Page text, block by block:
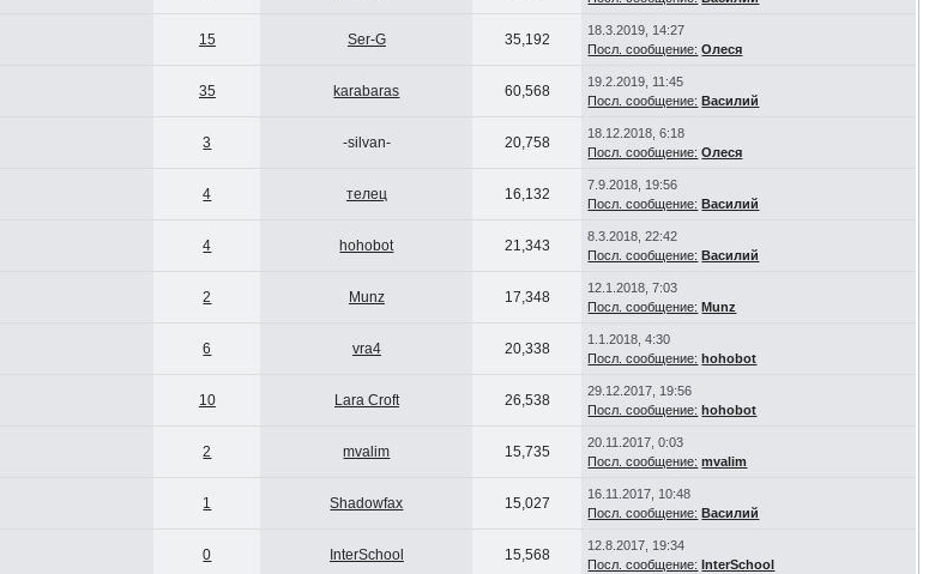
15 Ser-G 35,192
18.3.2019, 14:27
Посл. сообщение: Олеся
35 karabaras 60,568
19.2.2019, 11:45
Посл. сообщение: Василий
3 -silvan- 20,758
18.12.2018, 6:18
Посл. сообщение: Олеся
4 телец 16,132
7.9.2018, 19:56
Посл. сообщение: Василий
4 hohobot 21,343
8.3.2018, 22:42
Посл. сообщение: Василий
2 Munz 17,348
12.1.2018, 7:03
Посл. сообщение: Munz
6 vra4 20,338
1.1.2018, 4:30
Посл. сообщение: hohobot
10 Lara Croft 26,538
29.12.2017, 19:56
Посл. сообщение: hohobot
2 mvalim 15,735
20.11.2017, 0:03
Посл. сообщение: mvalim
1 Shadowfax 15,027
16.11.2017, 10:48
Посл. сообщение: Василий
0 InterSchool 15,568
12.8.2017, 19:34
Посл. сообщение: InterSchool